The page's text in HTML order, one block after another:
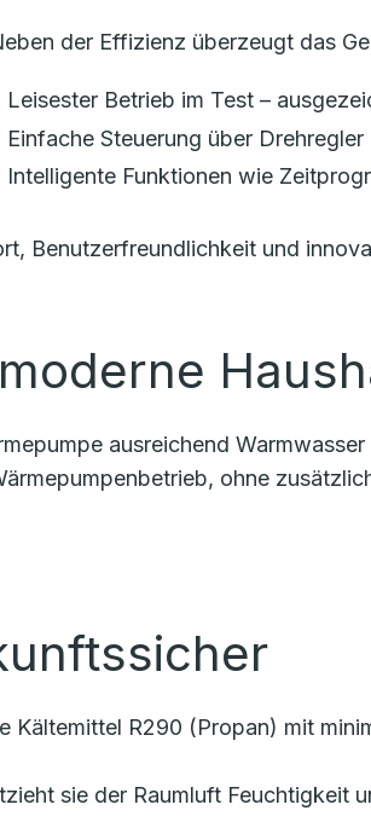
der Effizienz überzeugt das
Leisester Betrieb im Test –
Einfache Steuerung über
Intelligente Funktionen wie
Benutzerfreundlichkeit und
ausreichend
ohne
R290 (Propan) mit
sie der Raumluft Feuchtigkeit